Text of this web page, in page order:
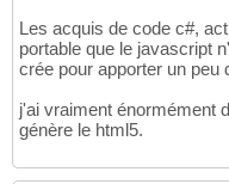
Les acquis de code c#,
portable que le javascript
crée pour apporter un peu
j'ai vraiment énormément
génère le html5.